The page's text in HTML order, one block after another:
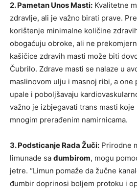
2. Pametan Unos Masti: Kvalitetne
zdravlje, ali je važno birati prave.
korištenje minimalne količine
obogaćuju obroke, ali ne
kašičice zdravih masti može biti
Čubrilo. Zdrave masti se nalaze u
maslinovom ulju i masnoj ribi, a one
upale i poboljšavaju
važno je izbjegavati trans masti
mnogim prerađenim namirnicama.
3. Podsticanje Rada Žuči: Prirodne
limunade sa đumbirom, mogu
jetre. “Limun pomaže da žučne
đumbir doprinosi boljem protoku i